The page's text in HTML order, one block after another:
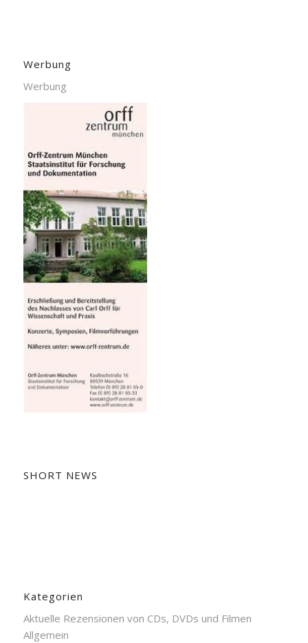
Werbung
Werbung
SHORT NEWS
Kategorien
Aktuelle Rezensionen von CDs, DVDs und Filmen
Allgemein